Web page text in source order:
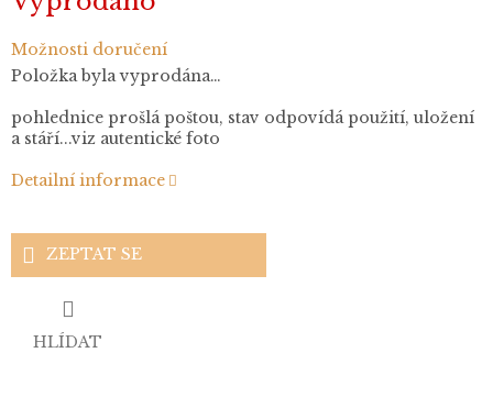
cena:
Možnosti doručení
Položka byla vyprodána…
pohlednice prošlá poštou, stav odpovídá použití, uložení
a stáří...viz autentické foto
Detailní informace
ZEPTAT SE
HLÍDAT